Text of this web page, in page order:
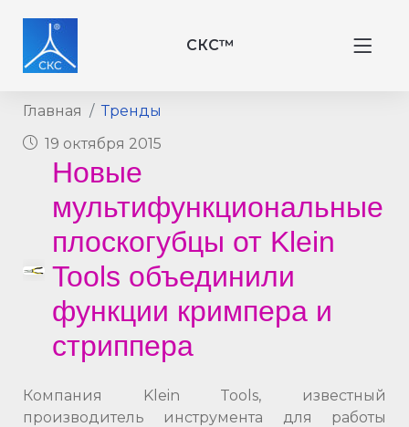
СКС™
Главная
Тренды
19 октября 2015
Новые
мультифункциональные
плоскогубцы от Klein
Tools объединили
функции кримпера и
стриппера
Компания Klein Tools, известный
производитель инструмента для работы